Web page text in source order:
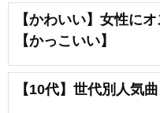
【かわいい】女性に
【かっこいい】
【10代】世代別人気